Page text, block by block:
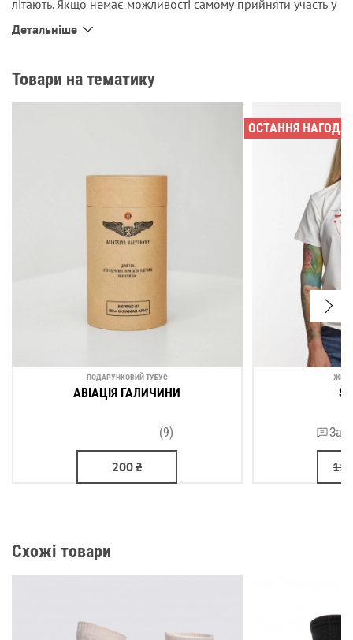
літають. Якщо немає можливості самому прийняти участь у
шкарпетки і подивитись на свої ноги – вигляд буде десь
Детальніше
Товари на тематику
ПОДАРУНКОВИЙ ТУБУС
АВІАЦІЯ ГАЛИЧИНИ
(9)
200₴
ОСТАННЯ НАГОДА
Схожі товари